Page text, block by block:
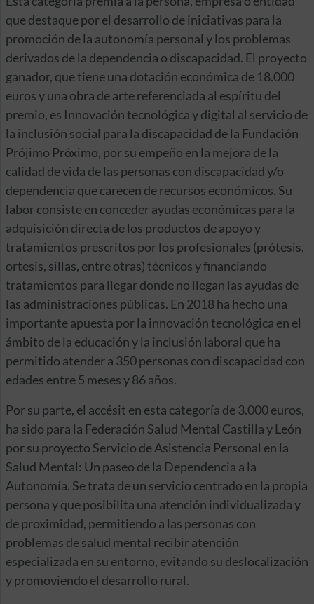
que destaque por el desarrollo de iniciativas para la
promoción de la autonomía personal y los problemas
derivados de la dependencia o discapacidad. El proyecto
ganador, que tiene una dotación económica de 18.000
euros y una obra de arte referenciada al espíritu del
premio, es Innovación tecnológica y digital al servicio de
la inclusión social para la discapacidad de la Fundación
Prójimo Próximo, por su empeño en la mejora de la
calidad de vida de las personas con discapacidad y/o
dependencia que carecen de recursos económicos. Su
labor consiste en conceder ayudas económicas para la
adquisición directa de los productos de apoyo y
tratamientos prescritos por los profesionales (prótesis,
ortesis, sillas, entre otras) técnicos y financiando
tratamientos para llegar donde no llegan las ayudas de
las administraciones públicas. En 2018 ha hecho una
importante apuesta por la innovación tecnológica en el
ámbito de la educación y la inclusión laboral que ha
permitido atender a 350 personas con discapacidad con
edades entre 5 meses y 86 años.
Por su parte, el accésit en esta categoría de 3.000 euros,
ha sido para la Federación Salud Mental Castilla y León
por su proyecto Servicio de Asistencia Personal en la
Salud Mental: Un paseo de la Dependencia a la
Autonomía. Se trata de un servicio centrado en la propia
persona y que posibilita una atención individualizada y
de proximidad, permitiendo a las personas con
problemas de salud mental recibir atención
especializada en su entorno, evitando su deslocalización
y promoviendo el desarrollo rural.